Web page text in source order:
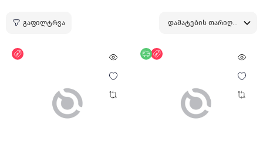
გაფილტრვა დამატების თარიღით
უფასო მიწოდება